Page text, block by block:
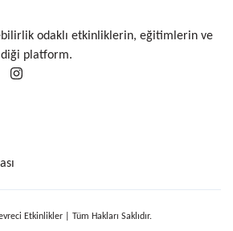
odaklı etkinliklerin, eğitimlerin ve
platform.
Etkinlikler | Tüm Hakları Saklıdır.